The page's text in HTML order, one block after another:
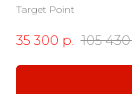
Target Point
35 300 р. 105 430